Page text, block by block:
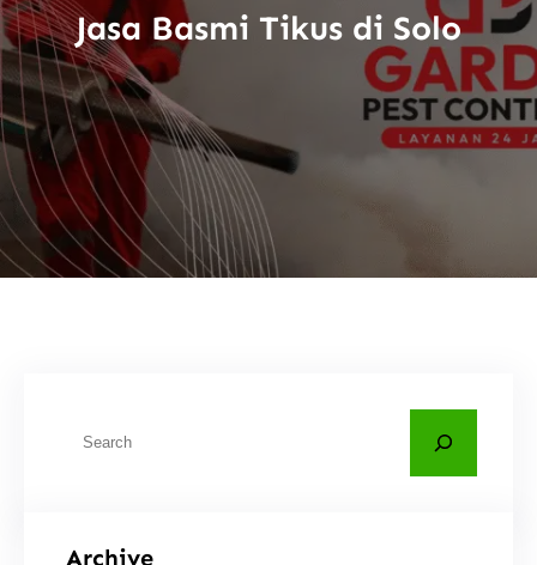
Jasa Basmi Tikus di Solo
Archive